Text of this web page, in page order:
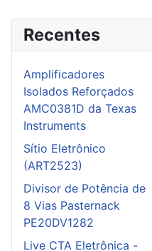
Recentes
Amplificadores
Isolados Reforçados
AMC0381D da Texas
Instruments
Sítio Eletrônico
(ART2523)
Divisor de Potência de
8 Vias Pasternack
PE20DV1282
Live CTA Eletrônica -